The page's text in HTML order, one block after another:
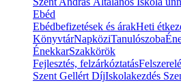
Ebéd
Ebédbefizetések és árakHeti
KönyvtárNapköziTanulószoba
ÉnekkarSzakkörök
Fejlesztés, felzárkóztatás
Szent Gellért DíjIskolakezdés